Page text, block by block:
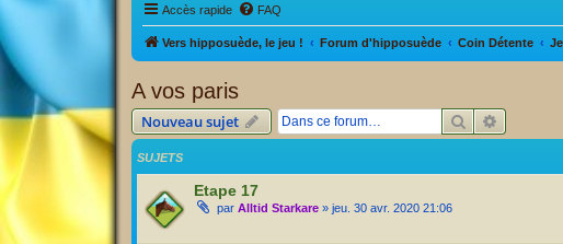
Accès rapide FAQ
Vers hipposuède, le jeu ! Forum d'hipposuède Coin Détente
A vos paris
Nouveau sujet Rechercher
SUJETS
Etape 17
par Alltid Starkare » jeu. 30 avr. 2020 21:06